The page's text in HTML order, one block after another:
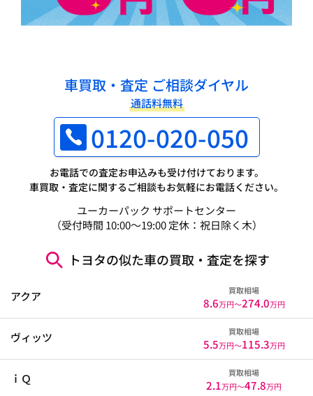
車買取・査定 ご相談ダイヤル
通話料無料
0120-020-050
お電話での査定お申込みも受け付けております。
車買取・査定に関するご相談もお気軽にお電話ください。
ユーカーパック サポートセンター
（受付時間 10:00～19:00 定休：祝日除く木）
トヨタの似た車の買取・査定を探す
アクア 買取相場
8.6万円〜274.0万円
ヴィッツ 買取相場
5.5万円〜115.3万円
ｉＱ 買取相場
2.1万円〜47.8万円